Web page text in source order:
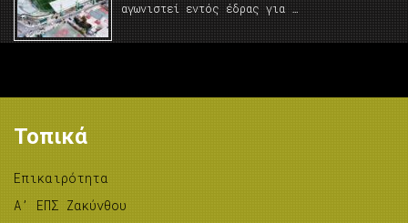
αγωνιστεί εντός έδρας για …
Τοπικά
Επικαιρότητα
A’ ΕΠΣ Ζακύνθου